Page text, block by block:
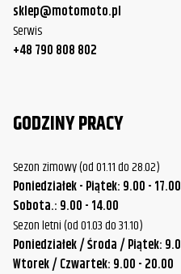
sklep@motomoto.pl
Serwis
+48 790 808 802
GODZINY PRACY
Sezon zimowy (od 01.11 do 28.02)
Poniedziałek - Piątek: 9.00 - 17.00
Sobota.: 9.00 - 14.00
Sezon letni (od 01.03 do 31.10)
Poniedziałek / Środa / Piątek:
Wtorek / Czwartek: 9.00 - 20.00